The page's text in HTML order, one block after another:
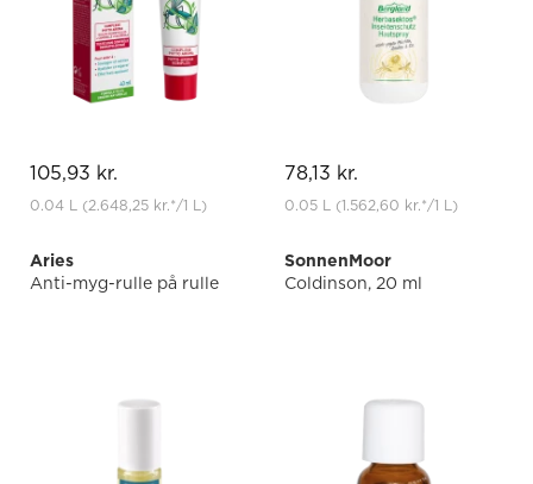
105,93 kr.
0.04 L (2.648,25 kr.*/1 L)
78,13 kr.
0.05 L (1.562,60 kr.*/1 L)
Aries
Anti-myg-rulle på rulle
SonnenMoor
Coldinson, 20 ml